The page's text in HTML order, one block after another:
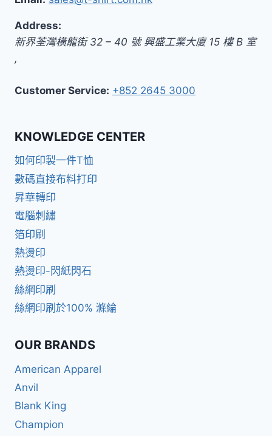
Address:
新界荃灣橫龍街 32 – 40 號 興盛工業大廈 15 樓 B 室
,
Customer Service: +852 2645 3000
KNOWLEDGE CENTER
如何印製一件T恤
數碼直接布料打印
昇華轉印
電腦刺繡
箔印刷
熱燙印
熱燙印-閃紙閃石
絲網印刷
絲網印刷於100% 滌綸
OUR BRANDS
American Apparel
Anvil
Blank King
Champion